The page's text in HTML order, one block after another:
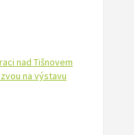
nad Tišnovem
na výstavu